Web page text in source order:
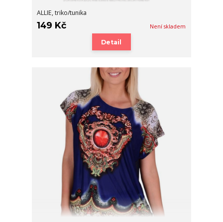
ALLIE, triko/tunika
149 Kč Není skladem
Detail